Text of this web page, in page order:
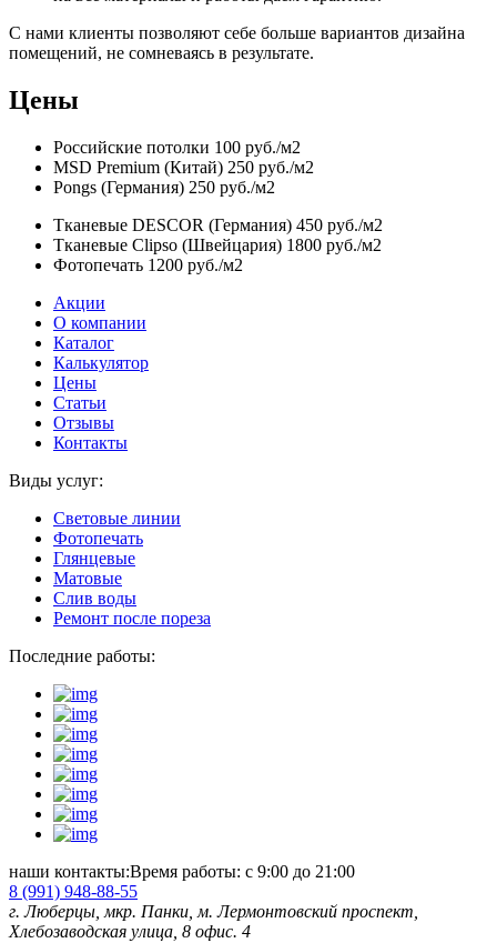
С нами клиенты позволяют себе больше вариантов дизайна
помещений, не сомневаясь в результате.
Цены
Российские потолки 100 руб./м2
MSD Premium (Китай) 250 руб./м2
Pongs (Германия) 250 руб./м2
Тканевые DESCOR (Германия) 450 руб./м2
Тканевые Clipso (Швейцария) 1800 руб./м2
Фотопечать 1200 руб./м2
Акции
О компании
Каталог
Калькулятор
Цены
Статьи
Отзывы
Контакты
Виды услуг:
Световые линии
Фотопечать
Глянцевые
Матовые
Слив воды
Ремонт после пореза
Последние работы:
наши контакты:Время работы: с 9:00 до 21:00
8 (991) 948-88-55
г. Люберцы, мкр. Панки, м. Лермонтовский проспект,
Хлебозаводская улица, 8 офис. 4